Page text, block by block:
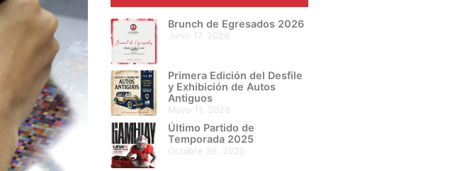
Brunch de Egresados 2026
junio 17, 2026
Primera Edición del Desfile
y Exhibición de Autos
Antiguos
mayo 11, 2026
Último Partido de
Temporada 2025
octubre 30, 2025